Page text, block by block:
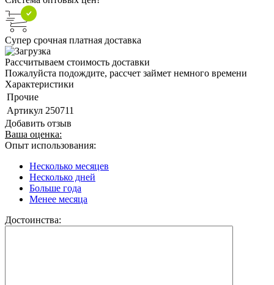
Супер срочная платная доставка
Рассчитываем стоимость доставки
Пожалуйста подождите, рассчет займет немного времени
Характеристики
Прочие
Артикул 250711
Добавить отзыв
Ваша оценка:
Опыт использования:
Несколько месяцев
Несколько дней
Больше года
Менее месяца
Достоинства: